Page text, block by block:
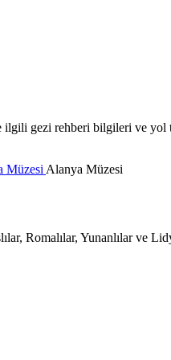
ilgili gezi rehberi bilgileri ve yol
Müzesi Alanya Müzesi
Romalılar, Yunanlılar ve